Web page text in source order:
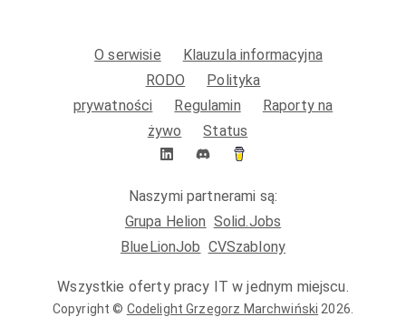
O serwisie
Klauzula informacyjna
RODO
Polityka
prywatności
Regulamin
Raporty na
żywo
Status
Naszymi partnerami są:
Grupa Helion Solid.Jobs
BlueLionJob CVSzablony
Wszystkie oferty pracy IT w jednym miejscu.
Copyright © Codelight Grzegorz Marchwiński 2026